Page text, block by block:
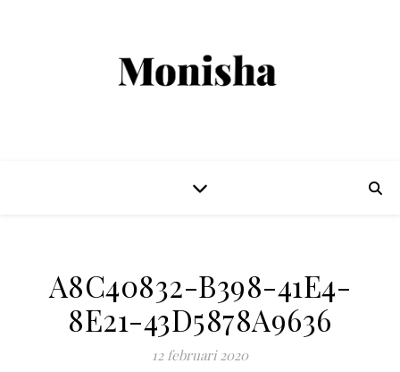
A8C40832-B398-41E4-
8E21-43D5878A9636
12 februari 2020